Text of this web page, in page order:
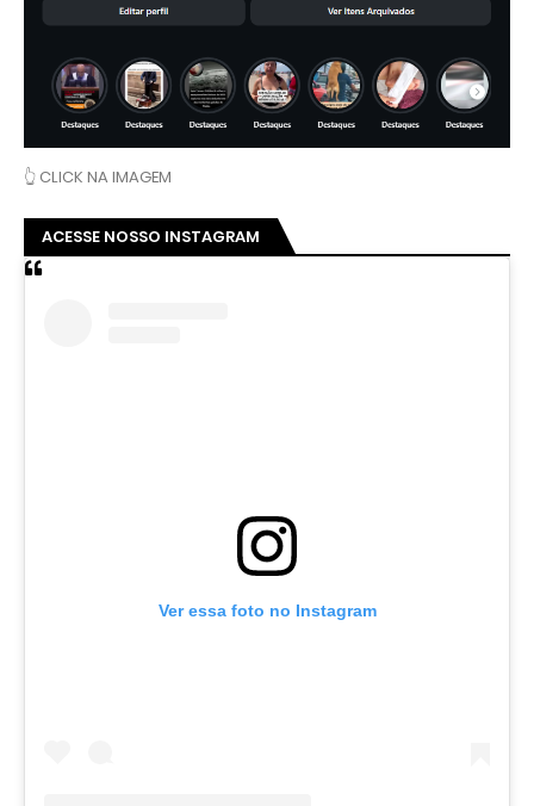
👆 CLICK NA IMAGEM
ACESSE NOSSO INSTAGRAM
Ver essa foto no Instagram